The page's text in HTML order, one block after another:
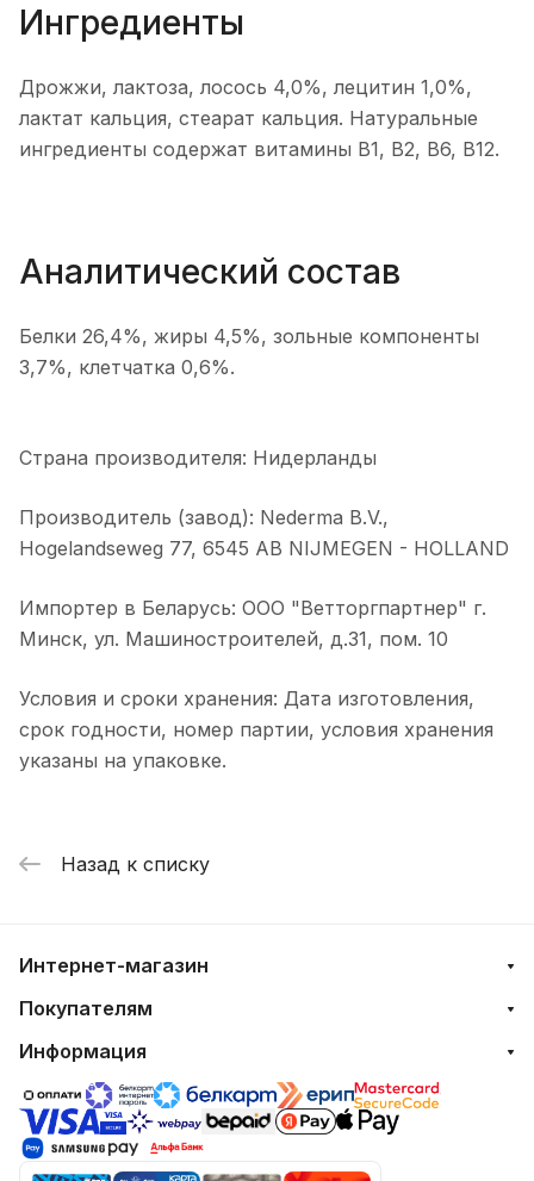
Ингредиенты
Дрожжи, лактоза, лосось 4,0%, лецитин 1,0%,
лактат кальция, стеарат кальция. Натуральные
ингредиенты содержат витамины В1, В2, В6, В12.
Аналитический состав
Белки 26,4%, жиры 4,5%, зольные компоненты
3,7%, клетчатка 0,6%.
Страна производителя: Нидерланды
Производитель (завод): Nederma B.V.,
Hogelandseweg 77, 6545 AB NIJMEGEN - HOLLAND
Импортер в Беларусь: ООО "Ветторгпартнер" г.
Минск, ул. Машиностроителей, д.31, пом. 10
Условия и сроки хранения: Дата изготовления,
срок годности, номер партии, условия хранения
указаны на упаковке.
Назад к списку
Интернет-магазин
Покупателям
Информация